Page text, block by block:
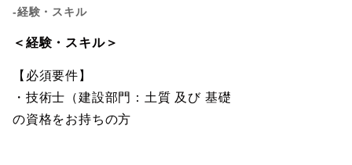
-経験・スキル
＜経験・スキル＞
【必須要件】
・技術士（建設部門：土質 及び 基礎
の資格をお持ちの方